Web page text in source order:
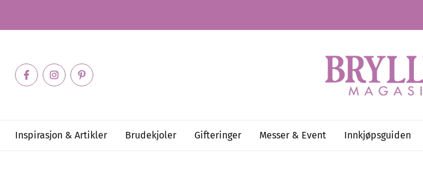
Inspirasjon & Artikler Brudekjoler Gifteringer Messer & Event Innkjøpsguiden